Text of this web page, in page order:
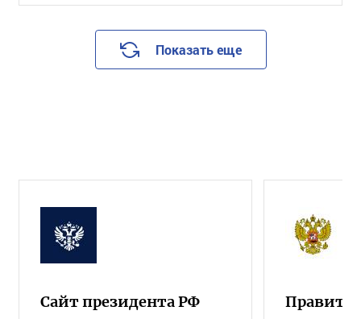
Показать еще
Сайт президента РФ